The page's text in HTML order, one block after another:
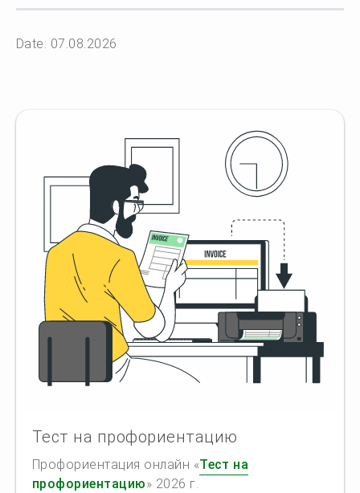
Date: 07.08.2026
Тест на профориентацию
Профориентация онлайн «Тест на
профориентацию» 2026 г.